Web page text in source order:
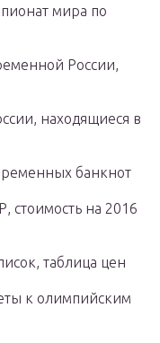
мира по
России,
находящиеся в
банкнот
стоимость на 2016
таблица цен
к олимпийским